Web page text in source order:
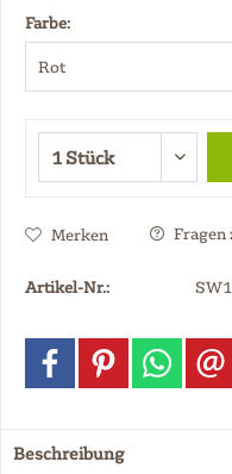
Farbe:
Merken Fragen
Artikel-Nr.:
Beschreibung